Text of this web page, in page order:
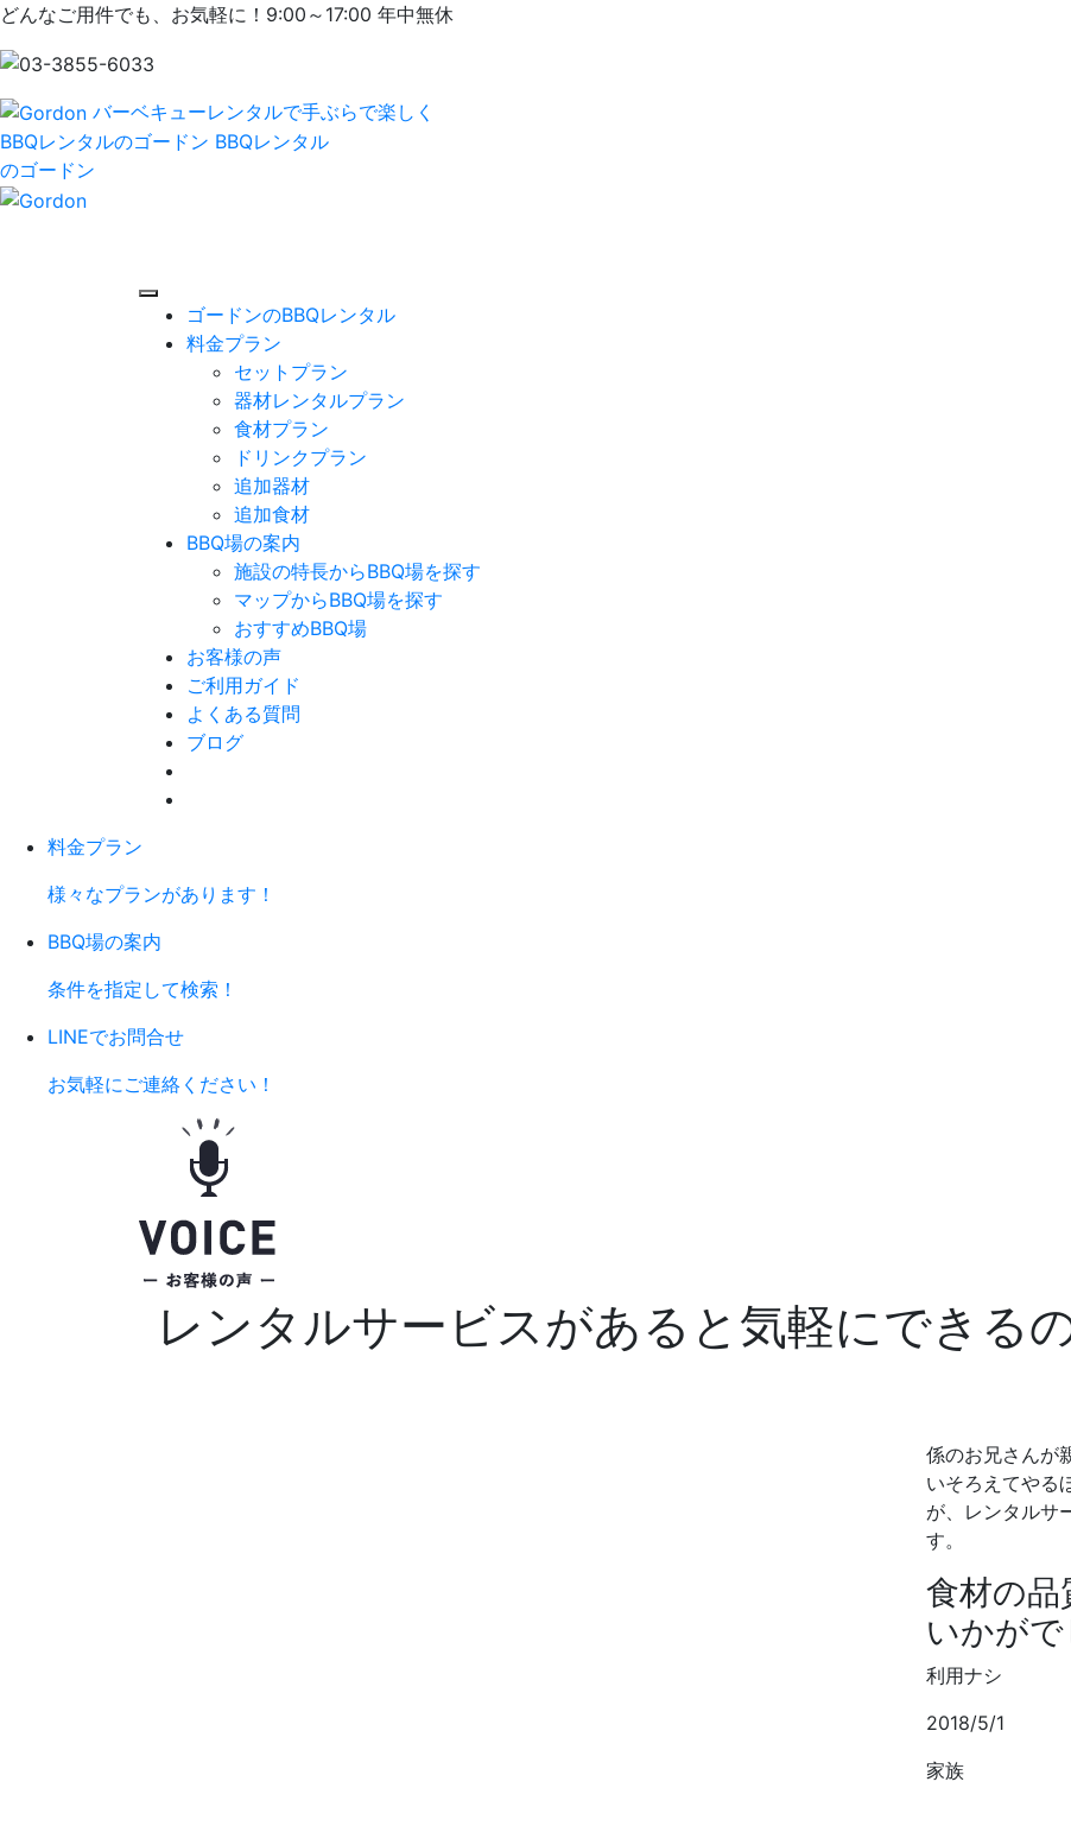
どんなご用件でも、お気軽に！9:00～17:00 年中無休
バーベキューレンタルで手ぶらで楽しく
BBQレンタルのゴードン BBQレンタル
のゴードン
ゴードンのBBQレンタル
料金プラン
セットプラン
器材レンタルプラン
食材プラン
ドリンクプラン
追加器材
追加食材
BBQ場の案内
施設の特長からBBQ場を探す
マップからBBQ場を探す
おすすめBBQ場
お客様の声
ご利用ガイド
よくある質問
ブログ
料金プラン
様々なプランがあります！
BBQ場の案内
条件を指定して検索！
LINEでお問合せ
お気軽にご連絡ください！
レンタルサービスがあると気軽にできる
係のお兄さんが
いそろえてやる
が、レンタルサ
す。
食材の品
いかがで
利用ナシ
2018/5/1
家族